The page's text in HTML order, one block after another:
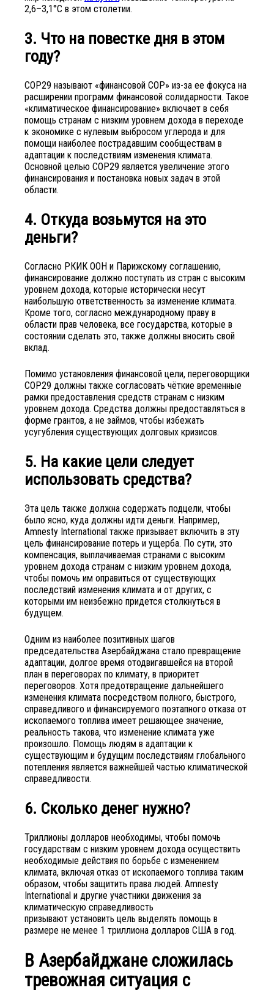
2,6–3,1°C в этом столетии.
3. Что на повестке дня в этом
году?
COP29 называют «финансовой СОР» из-за ее фокуса на
расширении программ финансовой солидарности. Такое
«климатическое финансирование» включает в себя
помощь странам с низким уровнем дохода в переходе
к экономике с нулевым выбросом углерода и для
помощи наиболее пострадавшим сообществам в
адаптации к последствиям изменения климата.
Основной целью COP29 является увеличение этого
финансирования и постановка новых задач в этой
области.
4. Откуда возьмутся на это
деньги?
Согласно РКИК ООН и Парижскому соглашению,
финансирование должно поступать из стран с высоким
уровнем дохода, которые исторически несут
наибольшую ответственность за изменение климата.
Кроме того, согласно международному праву в
области прав человека, все государства, которые в
состоянии сделать это, также должны вносить свой
вклад.
Помимо установления финансовой цели, переговорщики
COP29 должны также согласовать чёткие временные
рамки предоставления средств странам с низким
уровнем дохода. Средства должны предоставляться в
форме грантов, а не займов, чтобы избежать
усугубления существующих долговых кризисов.
5. На какие цели следует
использовать средства?
Эта цель также должна содержать подцели, чтобы
было ясно, куда должны идти деньги. Например,
Amnesty International также призывает включить в эту
цель финансирование потерь и ущерба. По сути, это
компенсация, выплачиваемая странами с высоким
уровнем дохода странам с низким уровнем дохода,
чтобы помочь им оправиться от существующих
последствий изменения климата и от других, с
которыми им неизбежно придется столкнуться в
будущем.
Одним из наиболее позитивных шагов
председательства Азербайджана стало превращение
адаптации, долгое время отодвигавшейся на второй
план в переговорах по климату, в приоритет
переговоров. Хотя предотвращение дальнейшего
изменения климата посредством полного, быстрого,
справедливого и финансируемого поэтапного отказа от
ископаемого топлива имеет решающее значение,
реальность такова, что изменение климата уже
произошло. Помощь людям в адаптации к
существующим и будущим последствиям глобального
потепления является важнейшей частью климатической
справедливости.
6. Сколько денег нужно?
Триллионы долларов необходимы, чтобы помочь
государствам с низким уровнем дохода осуществить
необходимые действия по борьбе с изменением
климата, включая отказ от ископаемого топлива таким
образом, чтобы защитить права людей. Amnesty
International и другие участники движения за
климатическую справедливость
призывают установить цель выделять помощь в
размере не менее 1 триллиона долларов США в год.
В Азербайджане сложилась
тревожная ситуация с